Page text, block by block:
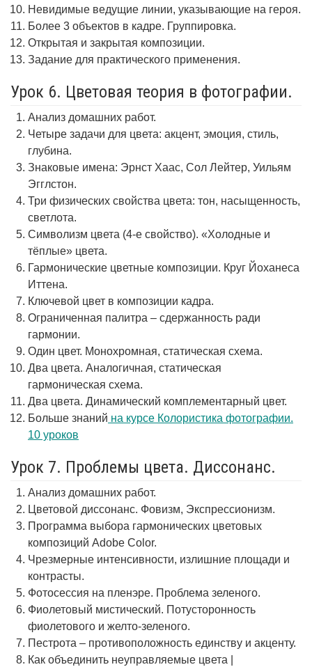
Невидимые ведущие линии, указывающие на героя.
Более 3 объектов в кадре. Группировка.
Открытая и закрытая композиции.
Задание для практического применения.
Урок 6. Цветовая теория в фотографии.
Анализ домашних работ.
Четыре задачи для цвета: акцент, эмоция, стиль,
глубина.
Знаковые имена: Эрнст Хаас, Сол Лейтер, Уильям
Эгглстон.
Три физических свойства цвета: тон, насыщенность,
светлота.
Символизм цвета (4-е свойство). «Холодные и
тёплые» цвета.
Гармонические цветные композиции. Круг Йоханеса
Иттена.
Ключевой цвет в композиции кадра.
Ограниченная палитра – сдержанность ради
гармонии.
Один цвет. Монохромная, статическая схема.
Два цвета. Аналогичная, статическая
гармоническая схема.
Два цвета. Динамический комплементарный цвет.
Больше знаний на курсе Колористика фотографии.
10 уроков
Урок 7. Проблемы цвета. Диссонанс.
Анализ домашних работ.
Цветовой диссонанс. Фовизм, Экспрессионизм.
Программа выбора гармонических цветовых
композиций Adobe Color.
Чрезмерные интенсивности, излишние площади и
контрасты.
Фотосессия на пленэре. Проблема зеленого.
Фиолетовый мистический. Потусторонность
фиолетового и желто-зеленого.
Пестрота – противоположность единству и акценту.
Как объединить неуправляемые цвета |